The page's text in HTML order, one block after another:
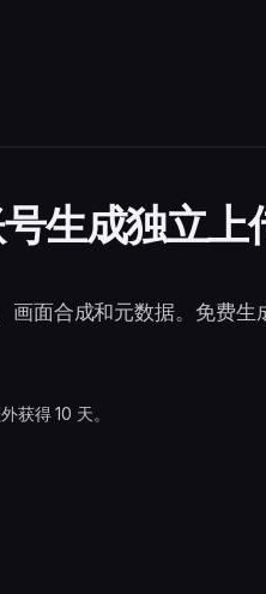
生成独立上
面合成和元数据。免费生
获得 10 天。